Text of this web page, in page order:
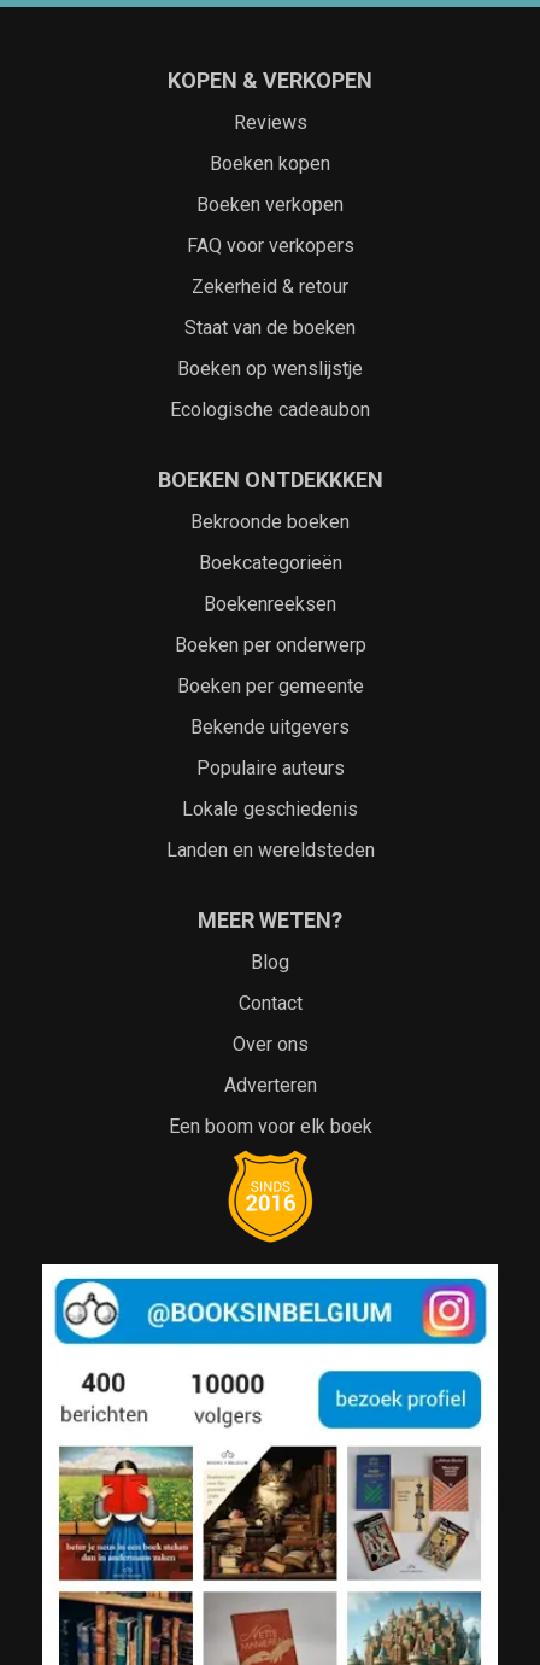
KOPEN & VERKOPEN
Reviews
Boeken kopen
Boeken verkopen
FAQ voor verkopers
Zekerheid & retour
Staat van de boeken
Boeken op wenslijstje
Ecologische cadeaubon
BOEKEN ONTDEKKKEN
Bekroonde boeken
Boekcategorieën
Boekenreeksen
Boeken per onderwerp
Boeken per gemeente
Bekende uitgevers
Populaire auteurs
Lokale geschiedenis
Landen en wereldsteden
MEER WETEN?
Blog
Contact
Over ons
Adverteren
Een boom voor elk boek